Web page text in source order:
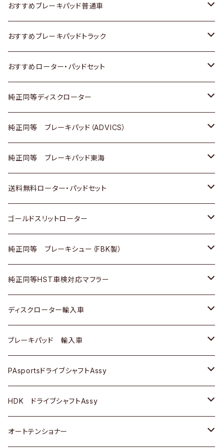
日産
いすゞ
ダイハツ
マツダ
三菱
スバル
日野
三菱ふそう
ＢＭＷ
スズキ
日産
いすゞ
ダイハツ
マツダ
三菱
日野
三菱ふそう
スズキ
日産
いすゞ
ダイハツ
三菱
日野
三菱ふそう
その他
トヨタ
ホンダ
スズキ
日産
ダイハツ
マツダ
三菱
スバル
おすすめブレーキパッド普通車
トヨタ
ホンダ
スズキ
日産
いすゞ
ダイハツ
マツダ
三菱
スバル
おすすめブレーキパッドトラック
トヨタ
日産
いすゞ
ダイハツ
マツダ
三菱
おすすめローター・パッドセット
トヨタ
ホンダ
スズキ
日産
ダイハツ
マツダ
三菱
スバル
純正同等ディスクローター
トヨタ
ホンダ
スズキ
日産
いすゞ
ダイハツ
マツダ
三菱
スバル
ＢＥＮＺ
純正同等 ブレーキパッド（ADVICS）
トヨタ
ホンダ
スズキ
日産
ダイハツ
マツダ
三菱
スバル
純正同等 ブレーキパッド東海
トヨタ
ホンダ
日産
いすゞ
ダイハツ
マツダ
三菱
スバル
送料無料ローター・パッドセット
トヨタ
ホンダ
スズキ
日産
ダイハツ
マツダ
三菱
スバル
ゴールドスリットローター
トヨタ
ホンダ
スズキ
日産
ダイハツ
マツダ
三菱
純正同等 ブレーキシュー（FBK製）
ホンダ
スズキ
日産
ダイハツ
マツダ
三菱
純正同等HST車検対応マフラー
トヨタ
ホンダ
スズキ
日産
いすゞ
ディスクローター輸入車
ＡＵＤＩ
ＢＥＮＺ
ＢＭＷ
GOLF
ブレーキパッド 輸入車
ＢＥＮＺ
ＢＭＷ
ＷＡＧＥＮ
PAsportsドライブシャフトAssy
トヨタ
ホンダ
HDK ドライブシャフトAssy
スズキ
オートテンショナー